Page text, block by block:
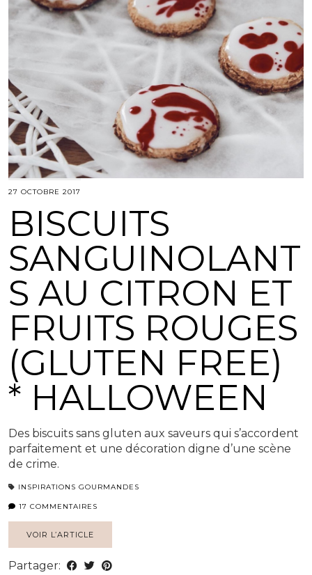
27 OCTOBRE 2017
BISCUITS
SANGUINOLANT
S AU CITRON ET
FRUITS ROUGES
(GLUTEN FREE)
* HALLOWEEN
Des biscuits sans gluten aux saveurs qui s’accordent
parfaitement et une décoration digne d’une scène
de crime.
INSPIRATIONS GOURMANDES
17 COMMENTAIRES
VOIR L’ARTICLE
Partager: